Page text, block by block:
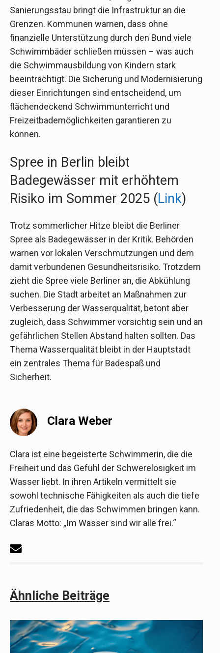
Sanierungsstau bringt die Infrastruktur an die
Grenzen. Kommunen warnen, dass ohne
finanzielle Unterstützung durch den Bund viele
Schwimmbäder schließen müssen – was auch
die Schwimmausbildung von Kindern stark
beeinträchtigt. Die Sicherung und Modernisierung
dieser Einrichtungen sind entscheidend, um
flächendeckend Schwimmunterricht und
Freizeitbademöglichkeiten garantieren zu
können.
Spree in Berlin bleibt
Badegewässer mit erhöhtem
Risiko im Sommer 2025 (Link)
Trotz sommerlicher Hitze bleibt die Berliner
Spree als Badegewässer in der Kritik. Behörden
warnen vor lokalen Verschmutzungen und dem
damit verbundenen Gesundheitsrisiko. Trotzdem
zieht die Spree viele Berliner an, die Abkühlung
suchen. Die Stadt arbeitet an Maßnahmen zur
Verbesserung der Wasserqualität, betont aber
zugleich, dass Schwimmer vorsichtig sein und an
gefährlichen Stellen Abstand halten sollten. Das
Thema Wasserqualität bleibt in der Hauptstadt
ein zentrales Thema für Badespaß und
Sicherheit.
Clara Weber
Clara ist eine begeisterte Schwimmerin, die die
Freiheit und das Gefühl der Schwerelosigkeit im
Wasser liebt. In ihren Artikeln vermittelt sie
sowohl technische Fähigkeiten als auch die tiefe
Zufriedenheit, die das Schwimmen bringen kann.
Claras Motto: „Im Wasser sind wir alle frei.“
Ähnliche Beiträge